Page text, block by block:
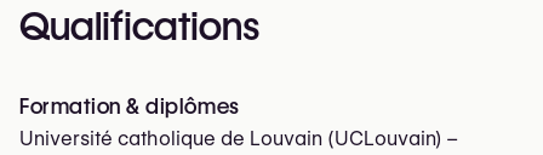
Qualifications
Formation & diplômes
Université catholique de Louvain (UCLouvain) –